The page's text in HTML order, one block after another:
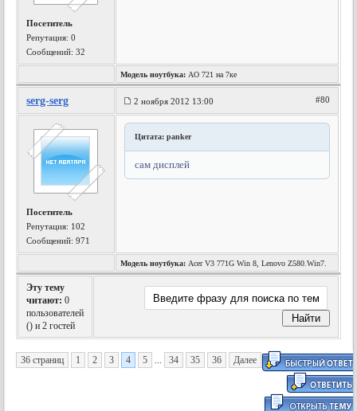
Посетитель
Репутация:0
Сообщений: 32
Модель ноутбука: АО 721 на 7ке
serg-serg 2 ноября 2012 13:00 #80
Посетитель
Репутация: 102
Сообщений: 971
Цитата: panker
сам дисплей
Модель ноутбука: Acer V3 771G Win 8, Lenovo Z580.Win7.
Эту тему
читают: 0
пользователей
() и 2 гостей
36 страниц 1 2 3 4 5 ... 34 35 36 Далее